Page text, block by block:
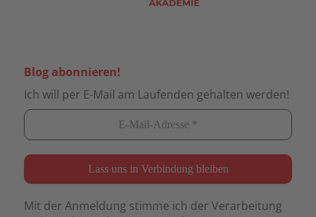
Blog abonnieren!
Ich will per E-Mail am Laufenden gehalten werden!
Mit der Anmeldung stimme ich der Verarbeitung